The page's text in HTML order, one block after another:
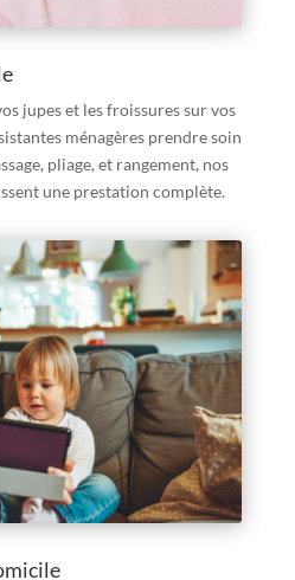
jupes et les froissures sur vos
ménagères prendre soin
pliage, et rangement, nos
une prestation complète.